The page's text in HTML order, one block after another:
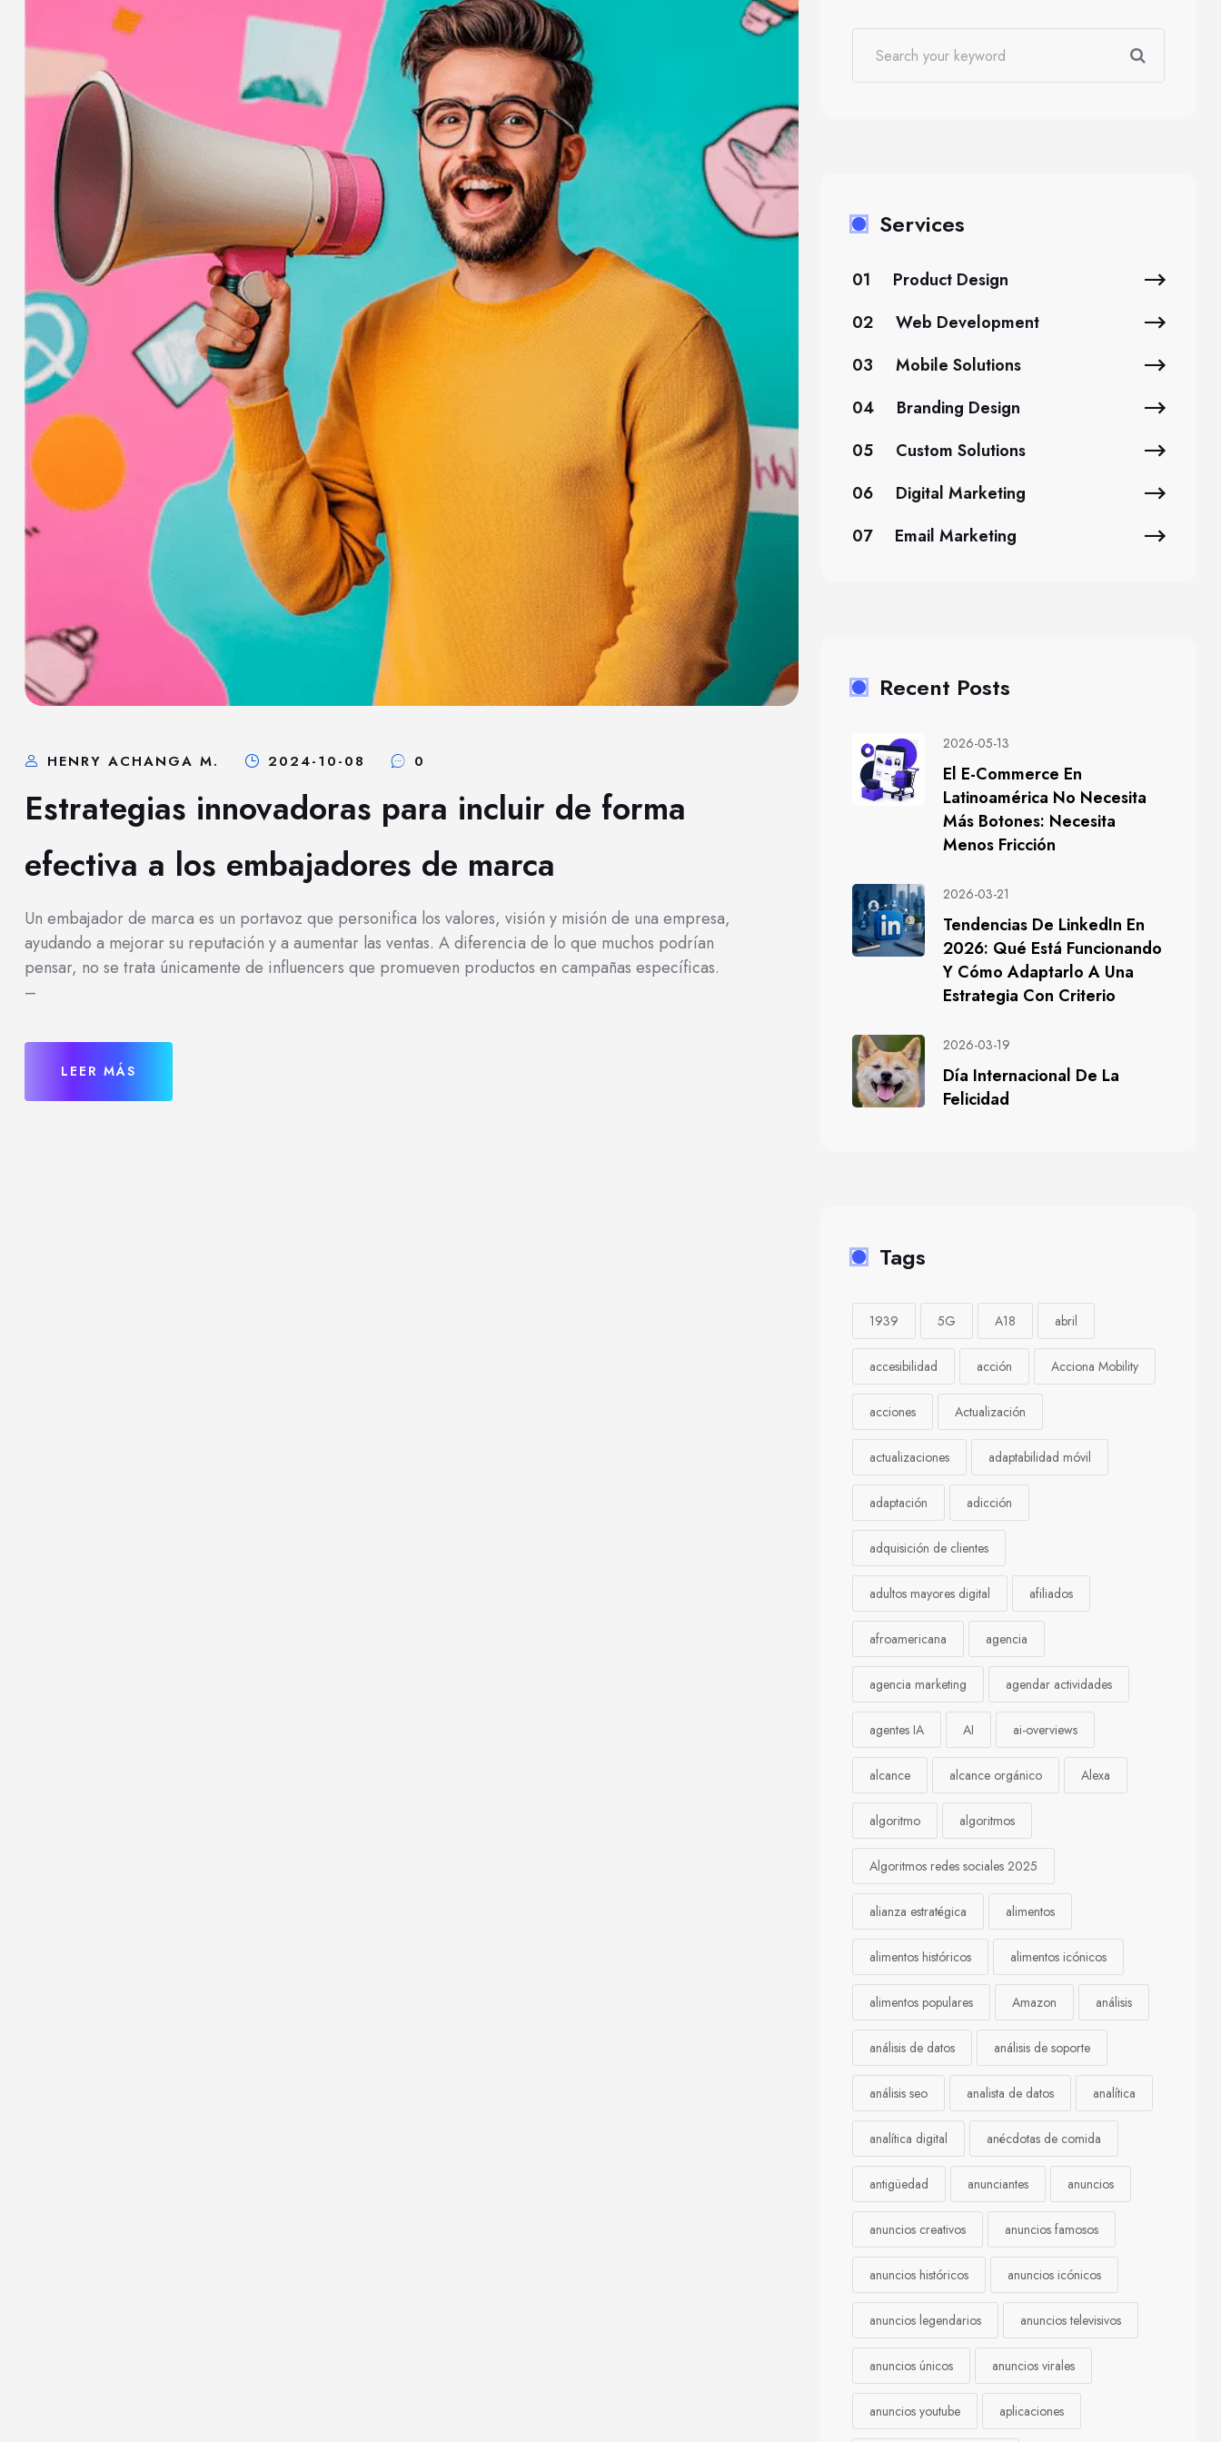
HENRY ACHANGA M. 2024-10-08 0
Estrategias innovadoras para incluir de forma
efectiva a los embajadores de marca
Un embajador de marca es un portavoz que personifica los valores, visión y misión de una empresa,
ayudando a mejorar su reputación y a aumentar las ventas. A diferencia de lo que muchos podrían
pensar, no se trata únicamente de influencers que promueven productos en campañas específicas.
–
LEER MÁS
Services
01
Product Design
02
Web Development
03
Mobile Solutions
04
Branding Design
05
Custom Solutions
06
Digital Marketing
07
Email Marketing
Recent Posts
2026-05-13
El E-Commerce En
Latinoamérica No Necesita
Más Botones: Necesita
Menos Fricción
2026-03-21
Tendencias De LinkedIn En
2026: Qué Está Funcionando
Y Cómo Adaptarlo A Una
Estrategia Con Criterio
2026-03-19
Día Internacional De La
Felicidad
Tags
1939 5G A18 abril
accesibilidad acción Acciona Mobility
acciones Actualización
actualizaciones adaptabilidad móvil
adaptación adicción
adquisición de clientes
adultos mayores digital afiliados
afroamericana agencia
agencia marketing agendar actividades
agentes IA AI ai-overviews
alcance alcance orgánico Alexa
algoritmo algoritmos
Algoritmos redes sociales 2025
alianza estratégica alimentos
alimentos históricos alimentos icónicos
alimentos populares Amazon análisis
análisis de datos análisis de soporte
análisis seo analista de datos analítica
analítica digital anécdotas de comida
antigüedad anunciantes anuncios
anuncios creativos anuncios famosos
anuncios históricos anuncios icónicos
anuncios legendarios anuncios televisivos
anuncios únicos anuncios virales
anuncios youtube aplicaciones